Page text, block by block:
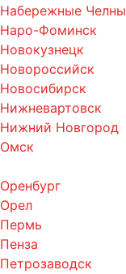
Набережные Челны
Наро-Фоминск
Новокузнецк
Новороссийск
Новосибирск
Нижневартовск
Нижний Новгород
Омск
Оренбург
Орел
Пермь
Пенза
Петрозаводск